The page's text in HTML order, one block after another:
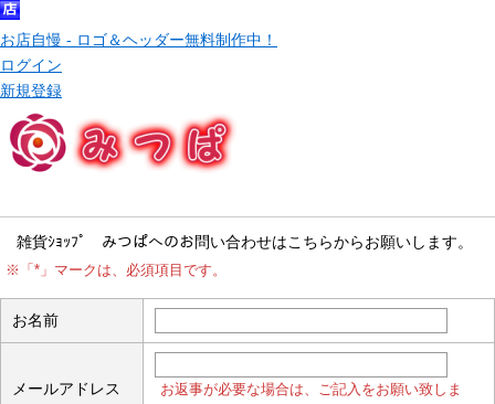
お店自慢 - ロゴ＆ヘッダー無料制作中！
ログイン
新規登録
雑貨ｼｮｯﾌﾟ みつぱへのお問い合わせはこちらからお願いします。
※「*」マークは、必須項目です。
お名前
メールアドレス
お返事が必要な場合は、ご記入をお願い致しま